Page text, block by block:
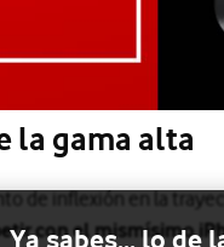
la gama alta
de inflexión en la
con el mismísimo
Ya sabes... lo de